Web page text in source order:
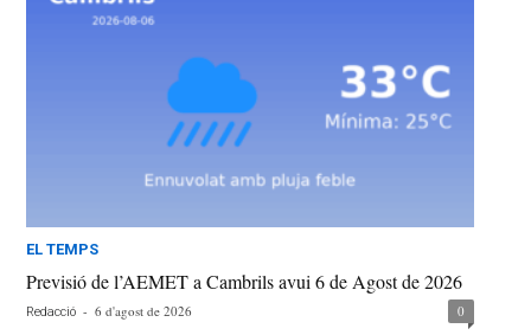
EL TEMPS
Previsió de l’AEMET a Cambrils avui 6 de Agost de 2026
Redacció - 6 d'agost de 2026 0